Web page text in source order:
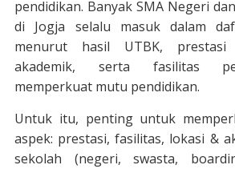
pendidikan. Banyak SMA Negeri
di Jogja selalu masuk dalam
menurut hasil UTBK, prestasi
akademik, serta fasilitas
memperkuat mutu pendidikan.
Untuk itu, penting untuk
aspek: prestasi, fasilitas, lokasi &
sekolah (negeri, swasta,